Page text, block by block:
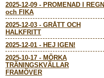
2025-12-09 - PROMENAD I REGN
och FIKA
2025-12-03 - GRÅTT OCH
HALKFRITT
2025-12-01 - HEJ IGEN!
2025-10-17 - MÖRKA
TRÄNINGSKVÄLLAR
FRAMÖVER